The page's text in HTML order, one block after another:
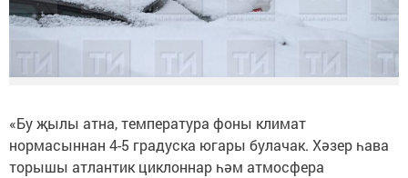
«Бу җылы атна, температура фоны климат
нормасыннан 4-5 градуска югары булачак. Хәзер һава
торышы атлантик циклоннар һәм атмосфера